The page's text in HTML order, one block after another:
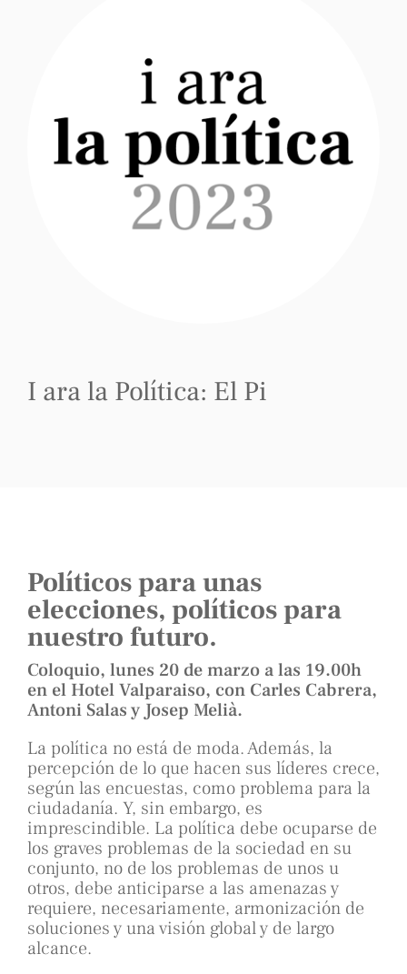
I ara la Política: El Pi
Políticos para unas
elecciones, políticos para
nuestro futuro.
Coloquio, lunes 20 de marzo a las 19.00h
en el Hotel Valparaiso, con Carles Cabrera,
Antoni Salas y Josep Melià.
La política no está de moda. Además, la
percepción de lo que hacen sus líderes crece,
según las encuestas, como problema para la
ciudadanía. Y, sin embargo, es
imprescindible. La política debe ocuparse de
los graves problemas de la sociedad en su
conjunto, no de los problemas de unos u
otros, debe anticiparse a las amenazas y
requiere, necesariamente, armonización de
soluciones y una visión global y de largo
alcance.